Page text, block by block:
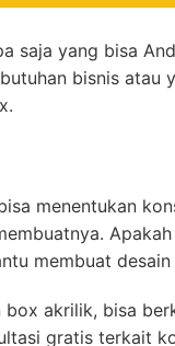
saja yang bisa
bisnis atau
menentukan
membuat
akrilik, bisa
gratis terkait